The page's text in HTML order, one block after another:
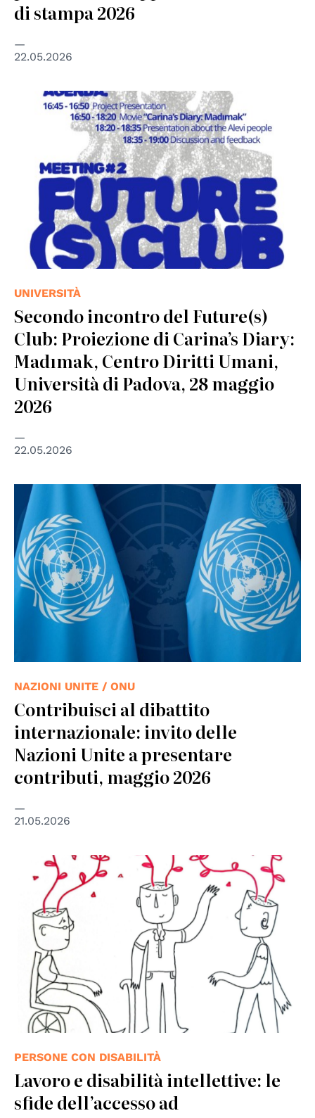
di stampa 2026
22.05.2026
UNIVERSITÀ
Secondo incontro del Future(s)
Club: Proiezione di Carina’s Diary:
Madımak, Centro Diritti Umani,
Università di Padova, 28 maggio
2026
22.05.2026
© UN photos
NAZIONI UNITE / ONU
Contribuisci al dibattito
internazionale: invito delle
Nazioni Unite a presentare
contributi, maggio 2026
21.05.2026
© disegno di Greta Bombardieri, instagram
@grugretabombardieri
PERSONE CON DISABILITÀ
Lavoro e disabilità intellettive: le
sfide dell’accesso ad